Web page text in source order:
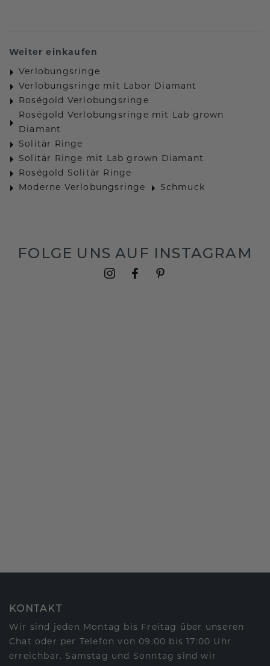
Weiter einkaufen
Verlobungsringe
Verlobungsringe mit Labor Diamant
Roségold Verlobungsringe
Roségold Verlobungsringe mit Lab grown
Diamant
Solitär Ringe
Solitär Ringe mit Lab grown Diamant
Roségold Solitär Ringe
Moderne Verlobungsringe
Schmuck
FOLGE UNS AUF INSTAGRAM
KONTAKT
Wir sind jeden Montag bis Freitag über unseren
Chat oder per Telefon von 09:00 bis 17:00 Uhr
erreichbar. Samstag und Sonntag sind wir